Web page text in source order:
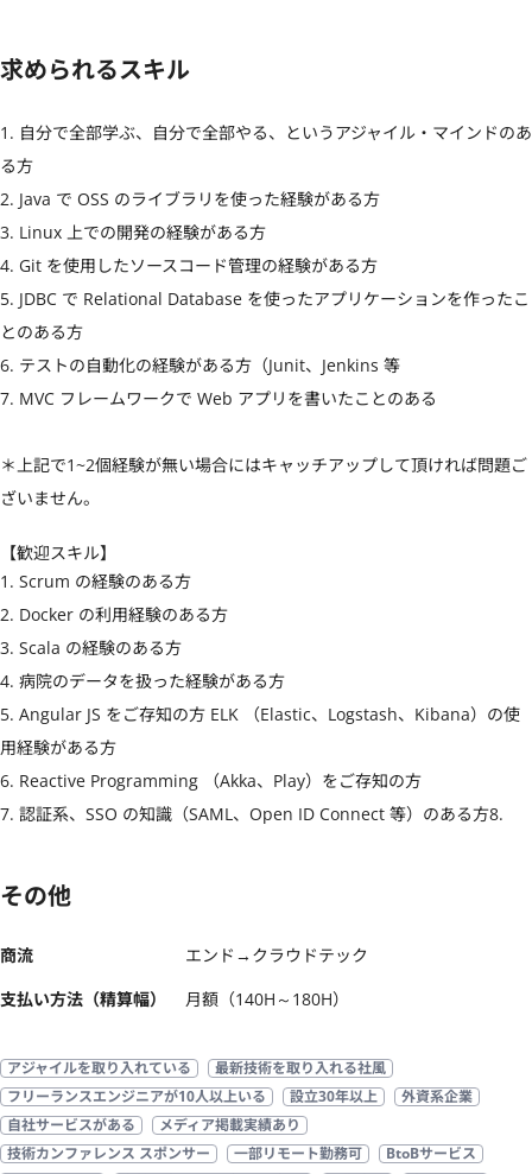
求められるスキル
1. 自分で全部学ぶ、自分で全部やる、というアジャイル・マインドのあ
る方
2. Java で OSS のライブラリを使った経験がある方
3. Linux 上での開発の経験がある方
4. Git を使用したソースコード管理の経験がある方
5. JDBC で Relational Database を使ったアプリケーションを作ったこ
とのある方
6. テストの自動化の経験がある方（Junit、Jenkins 等
7. MVC フレームワークで Web アプリを書いたことのある
＊上記で1~2個経験が無い場合にはキャッチアップして頂ければ問題ご
ざいません。
【歓迎スキル】
1. Scrum の経験のある方
2. Docker の利用経験のある方
3. Scala の経験のある方
4. 病院のデータを扱った経験がある方
5. Angular JS をご存知の方 ELK （Elastic、Logstash、Kibana）の使
用経験がある方
6. Reactive Programming （Akka、Play）をご存知の方
7. 認証系、SSO の知識（SAML、Open ID Connect 等）のある方8.
その他
商流
エンド→クラウドテック
支払い方法（精算幅）
月額（140H～180H）
アジャイルを取り入れている
最新技術を取り入れる社風
フリーランスエンジニアが10人以上いる
設立30年以上
外資系企業
自社サービスがある
メディア掲載実績あり
技術カンファレンス スポンサー
一部リモート勤務可
BtoBサービス